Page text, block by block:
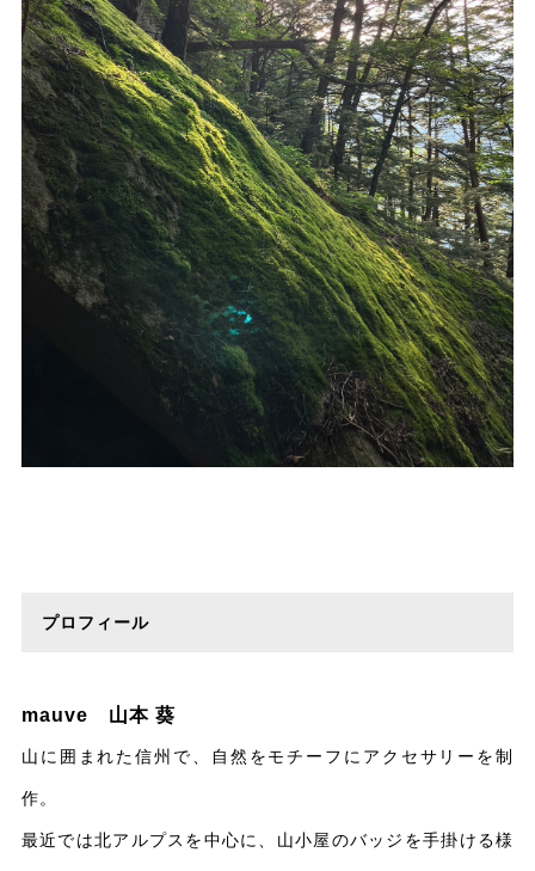
プロフィール
mauve 山本 葵
山に囲まれた信州で、自然をモチーフにアクセサリーを制
作。
最近では北アルプスを中心に、山小屋のバッジを手掛ける様